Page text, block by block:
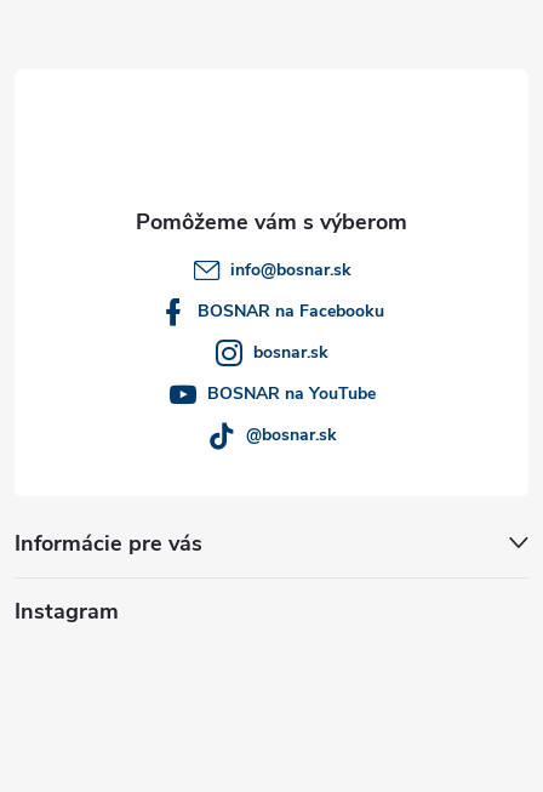
Informácie pre vás
info@bosnar.sk
BOSNAR na Facebooku
bosnar.sk
BOSNAR na YouTube
@bosnar.sk
Instagram